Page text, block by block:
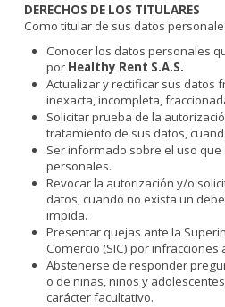
DERECHOS DE LOS TITULARES
Como titular de sus datos
Conocer los datos personales
por Healthy Rent S.A.S.
Actualizar y rectificar sus datos
inexacta, incompleta,
Solicitar prueba de la
tratamiento de sus datos,
Ser informado sobre el uso
personales.
Revocar la autorización y/o
datos, cuando no exista un
impida.
Presentar quejas ante la
Comercio (SIC) por
Abstenerse de responder
o de niñas, niños y
carácter facultativo.